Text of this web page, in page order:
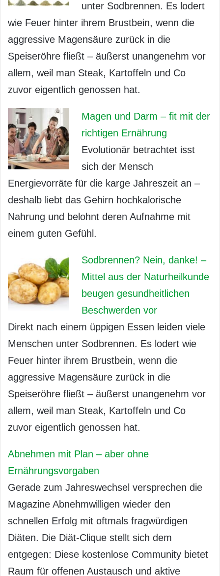
unter Sodbrennen. Es lodert
wie Feuer hinter ihrem Brustbein, wenn die
aggressive Magensäure zurück in die
Speiseröhre fließt – äußerst unangenehm vor
allem, weil man Steak, Kartoffeln und Co
zuvor eigentlich genossen hat.
Magen und Darm – fit mit der
richtigen Ernährung
Evolutionär betrachtet isst
sich der Mensch
Energievorräte für die karge Jahreszeit an –
deshalb liebt das Gehirn hochkalorische
Nahrung und belohnt deren Aufnahme mit
einem guten Gefühl.
Sodbrennen? Nein, danke! –
Mittel aus der Naturheilkunde
beugen gesundheitlichen
Beschwerden vor
Direkt nach einem üppigen Essen leiden viele
Menschen unter Sodbrennen. Es lodert wie
Feuer hinter ihrem Brustbein, wenn die
aggressive Magensäure zurück in die
Speiseröhre fließt – äußerst unangenehm vor
allem, weil man Steak, Kartoffeln und Co
zuvor eigentlich genossen hat.
Abnehmen mit Plan – aber ohne
Ernährungsvorgaben
Gerade zum Jahreswechsel versprechen die
Magazine Abnehmwilligen wieder den
schnellen Erfolg mit oftmals fragwürdigen
Diäten. Die Diät-Clique stellt sich dem
entgegen: Diese kostenlose Community bietet
Raum für offenen Austausch und aktive